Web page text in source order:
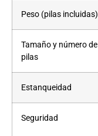
Peso (pilas incluidas)
Tamaño y número de
pilas
Estanqueidad
Seguridad